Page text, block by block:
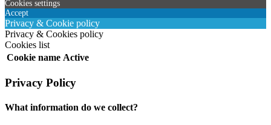
Cookies settings
Accept
Privacy & Cookie policy
Privacy & Cookies policy
Cookies list
Cookie name Active
Privacy Policy
What information do we collect?